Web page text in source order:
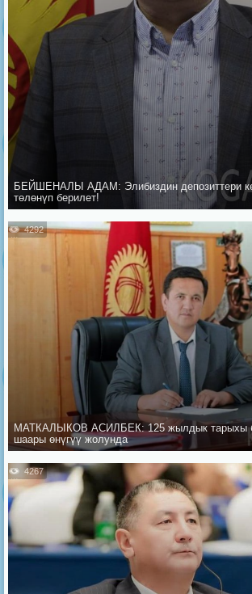
БЕЙШЕНАЛЫ АДАМ: Элибиздин депозиттери
төлөнүп берилет!
4292
МАТКАЛЫКОВ АСИЛБЕК: 125 жылдык тарыхы
шаары өнүгүү жолунда
4267